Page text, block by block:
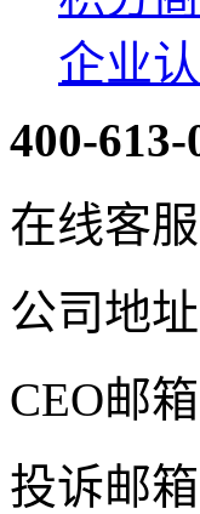
企业
400-613-
在线客
公司地
CEO邮
投诉邮